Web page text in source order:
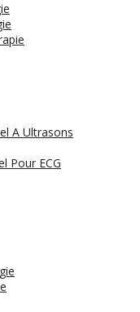
A Ultrasons
Pour ECG